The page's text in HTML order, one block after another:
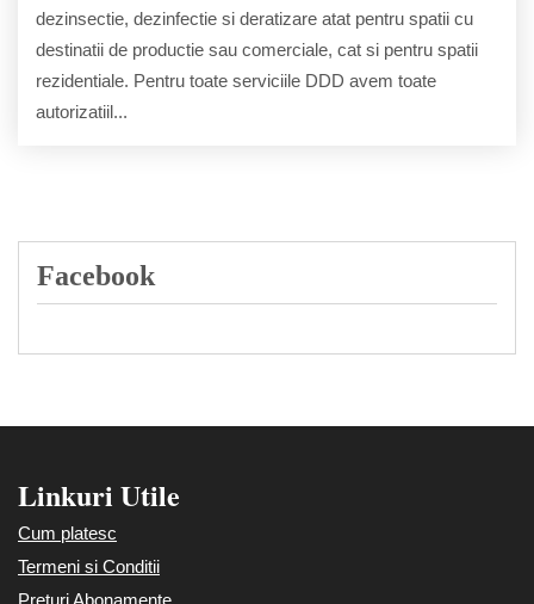
dezinsectie, dezinfectie si deratizare atat pentru spatii cu
destinatii de productie sau comerciale, cat si pentru spatii
rezidentiale. Pentru toate serviciile DDD avem toate
autorizatiil...
Facebook
Linkuri Utile
Cum platesc
Termeni si Conditii